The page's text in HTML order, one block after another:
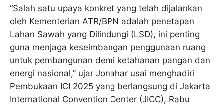
“Salah satu upaya konkret yang telah dijalankan
oleh Kementerian ATR/BPN adalah penetapan
Lahan Sawah yang Dilindungi (LSD), ini penting
guna menjaga keseimbangan penggunaan ruang
untuk pembangunan demi ketahanan pangan dan
energi nasional,” ujar Jonahar usai menghadiri
Pembukaan ICI 2025 yang berlangsung di Jakarta
International Convention Center (JICC), Rabu